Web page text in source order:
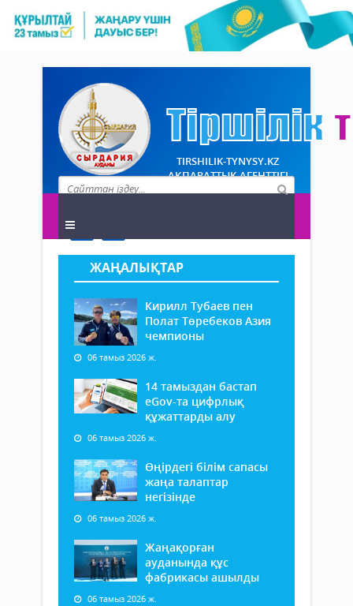
TIRSHILIK-TYNYSY.KZ
АҚПАРАТТЫҚ АГЕНТТІГІ
ЖАҢАЛЫҚТАР
Кирилл Тубаев пен
Полат Төребеков Азия
чемпионы
06 тамыз 2026 ж.
14 тамыздан бастап
еGov-та цифрлық
құжаттарды алу
06 тамыз 2026 ж.
Өңірдегі білім сапасы
жаңа талаптар
негізінде
06 тамыз 2026 ж.
Жаңақорған
ауданында құс
фабрикасы ашылды
06 тамыз 2026 ж.